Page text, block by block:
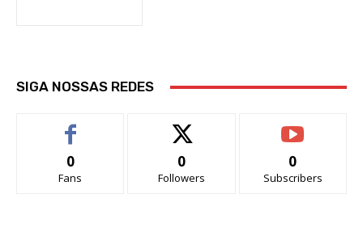
SIGA NOSSAS REDES
0
Fans
0
Followers
0
Subscribers